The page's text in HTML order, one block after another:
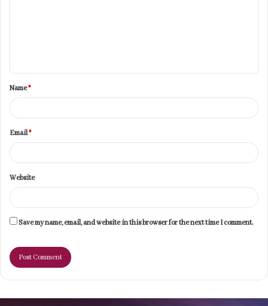
t
*Name*
Email*
Website
Save my name, email, and website in this browser for the next time I comment.